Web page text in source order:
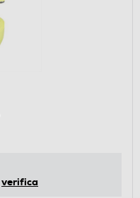
verifica